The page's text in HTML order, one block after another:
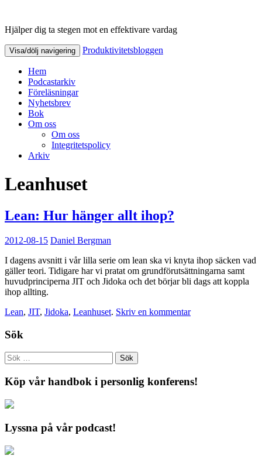
Produktivitetsbloggen
Hjälper dig ta stegen mot en effektivare vardag
Visa/dölj navigering Produktivitetsbloggen
Hem
Podcastarkiv
Föreläsningar
Nyhetsbrev
Bok
Om oss
Om oss
Integritetspolicy
Arkiv
Leanhuset
Lean: Hur hänger allt ihop?
2012-08-15 Daniel Bergman
I dagens avsnitt i vår lilla serie om lean ska vi knyta ihop säcken vad
gäller teori. Tidigare har vi pratat om grundförutsättningarna samt
huvudprinciperna JIT och Jidoka och det börjar bli dags att koppla
ihop allting.
Lean, JIT, Jidoka, Leanhuset. Skriv en kommentar
Sök
Köp vår handbok i personlig konferens!
Lyssna på vår podcast!